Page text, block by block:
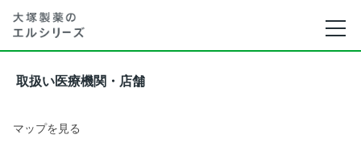
取扱い医療機関・店舗
マップを見る